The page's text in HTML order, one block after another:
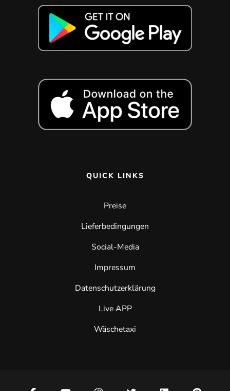
QUICK LINKS
Preise
Lieferbedingungen
Social-Media
Impressum
Datenschutzerklärung
Live APP
Wäschetaxi